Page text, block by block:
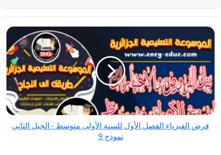
فرض
الفيزياء
الفصل
الأول
للسنة
الأولى
متوسط
-
الجيل
فرض الفيزياء الفصل الأول للسنة الأولى متوسط - الجيل الثاني
نموذج 9